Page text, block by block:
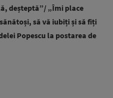
deșteptă”/ „Îmi place
să vă iubiți și să fiți
Popescu la postarea de